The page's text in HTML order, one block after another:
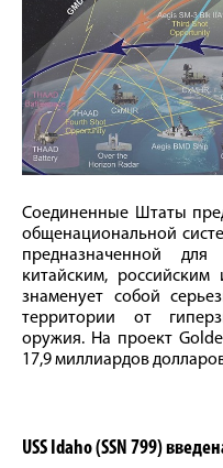
Соединенные Штаты
общенациональной
предназначенной для
китайским,
знаменует собой
территории от
оружия. На проект
17,9 миллиардов
USS Idaho (SSN 799)